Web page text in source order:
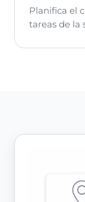
Planifica el
tareas de la